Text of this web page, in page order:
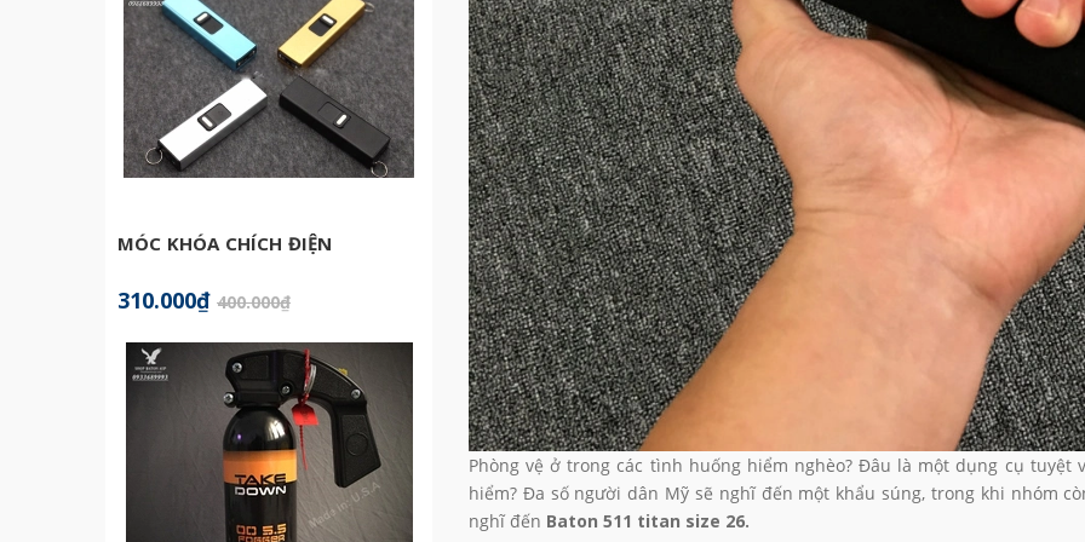
Phòng vệ ở trong các tình huống hiểm nghèo? Đâu là một dụng cụ
hiểm? Đa số người dân Mỹ sẽ nghĩ đến một khẩu súng, trong khi nhóm
nghĩ đến Baton 511 titan size 26.
MÓC KHÓA CHÍCH ĐIỆN
310.000₫ 400.000₫
BATON SHY VÀNG GOLD SIZE 26
599.000₫ 795.000₫
BATON SHY ĐEN SIZE 26
795.000₫